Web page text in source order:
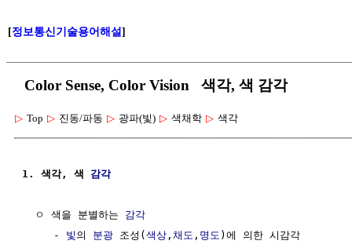
[정보통신기술용어해설]
Color Sense, Color Vision 색각, 색 감각
▷ Top ▷ 진동/파동 ▷ 광파(빛) ▷ 색채학 ▷ 색각
1. 색각, 색 감각
  ㅇ 색을 분별하는
감각
     -
빛 의 분광 조성(색상 , 채도 , 명도 )에 의한 시감각